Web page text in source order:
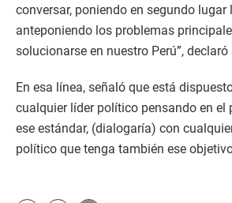
conversar, poniendo en segundo
anteponiendo los problemas
solucionarse en nuestro Perú”, declaró
En esa línea, señaló que está
cualquier líder político pensando en el
ese estándar, (dialogaría) con
político que tenga también ese